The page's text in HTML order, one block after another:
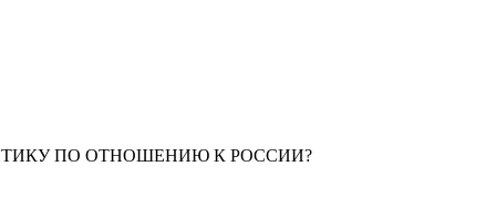
ПО ОТНОШЕНИЮ К РОССИИ?